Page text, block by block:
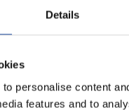
Details
personalise content
features and to